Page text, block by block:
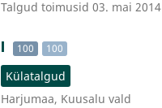
Talgud toimusid 03. mai 2014
l 100 100
Külatalgud
Harjumaa, Kuusalu vald